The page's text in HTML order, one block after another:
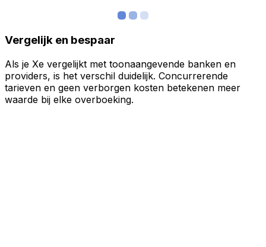
Vergelijk en bespaar
Als je Xe vergelijkt met toonaangevende banken en
providers, is het verschil duidelijk. Concurrerende
tarieven en geen verborgen kosten betekenen meer
waarde bij elke overboeking.